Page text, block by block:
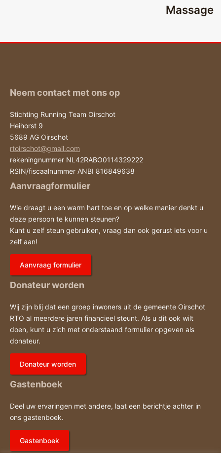
Massage
Neem contact met ons op
Stichting Running Team Oirschot
Heihorst 9
5689 AG Oirschot
rtoirschot@gmail.com
rekeningnummer NL42RABO0114329222
RSIN/fiscaalnummer ANBI 816849638
Aanvraagformulier
Wie draagt u een warm hart toe en op welke manier denkt u
deze persoon te kunnen steunen?
Kunt u zelf steun gebruiken, vraag dan ook gerust iets voor u
zelf aan!
Aanvraag formulier
Donateur worden
Wij zijn blij dat een groep inwoners uit de gemeente Oirschot
RTO al meerdere jaren financieel steunt. Als u dit ook wilt
doen, kunt u zich met onderstaand formulier opgeven als
donateur.
Donateur worden
Gastenboek
Deel uw ervaringen met andere, laat een berichtje achter in
ons gastenboek.
Gastenboek